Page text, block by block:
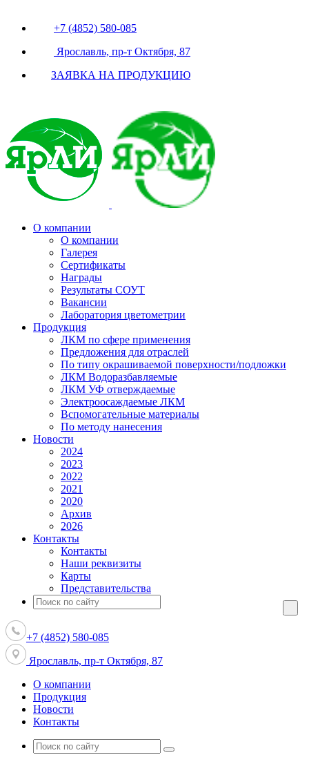
+7 (4852) 580-085
Ярославль, пр-т Октября, 87
ЗАЯВКА НА ПРОДУКЦИЮ
О компании
О компании
Галерея
Сертификаты
Награды
Результаты СОУТ
Вакансии
Лаборатория цветометрии
Продукция
ЛКМ по сфере применения
Предложения для отраслей
По типу окрашиваемой поверхности/подложки
ЛКМ Водоразбавляемые
ЛКМ УФ отверждаемые
Электроосаждаемые ЛКМ
Вспомогательные материалы
По методу нанесения
Новости
2024
2023
2022
2021
2020
Архив
2026
Контакты
Контакты
Наши реквизиты
Карты
Представительства
+7 (4852) 580-085
Ярославль, пр-т Октября, 87
О компании
Продукция
Новости
Контакты